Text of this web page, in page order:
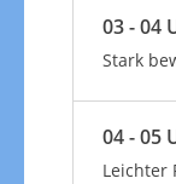
03 - 04
Stark
04 - 05
Leichter